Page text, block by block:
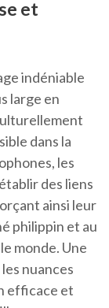
et
indéniable
large en
dans la
les
des liens
ainsi leur
philippin et au
monde. Une
nuances
efficace et